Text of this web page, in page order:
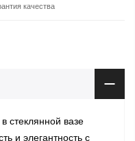
качества
стеклянной вазе
и элегантность с